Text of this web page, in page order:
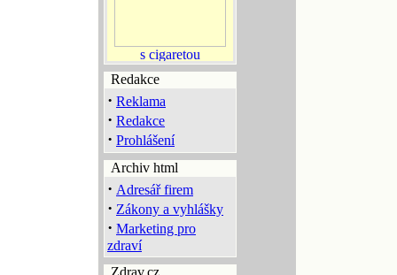
Redakce
· Reklama
· Redakce
· Prohlášení
Archiv html
· Adresář firem
· Zákony a vyhlášky
· Marketing pro
zdraví
Zdrav.cz